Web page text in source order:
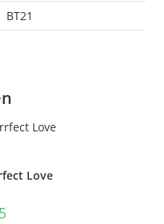
BT21
Love